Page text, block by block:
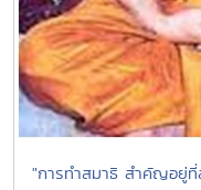
"การทำสมาธิ สำคัญอยู่